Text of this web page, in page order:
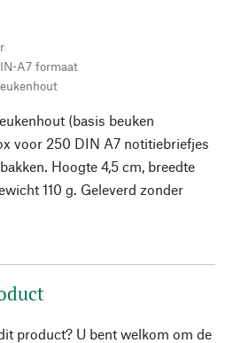
A7 formaat
(basis beuken
voor 250 DIN A7 notitiebriefjes
Hoogte 4,5 cm, breedte
110 g. Geleverd zonder
product? U bent welkom om de